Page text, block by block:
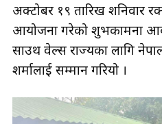
अक्टोबर १९ तारिख शनिवार
आयोजना गरेको शुभकामना
साउथ वेल्स राज्यका लागि
शर्मालाई सम्मान गरियो ।